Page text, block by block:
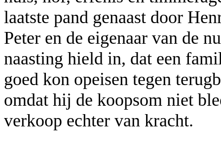
laatste pand genaast door
Peter en de eigenaar van de
naasting hield in, dat een
goed kon opeisen tegen
omdat hij de koopsom niet
verkoop echter van kracht.